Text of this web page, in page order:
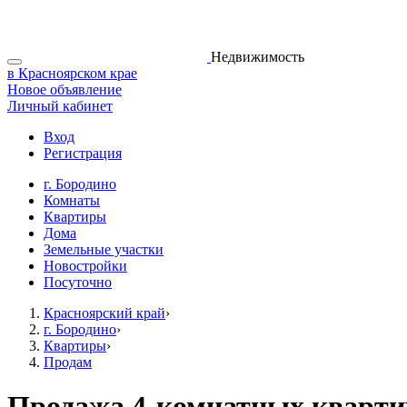
Недвижимость
в Красноярском крае
Новое объявление
Личный кабинет
Вход
Регистрация
г. Бородино
Комнаты
Квартиры
Дома
Земельные участки
Новостройки
Посуточно
Красноярский край›
г. Бородино›
Квартиры›
Продам